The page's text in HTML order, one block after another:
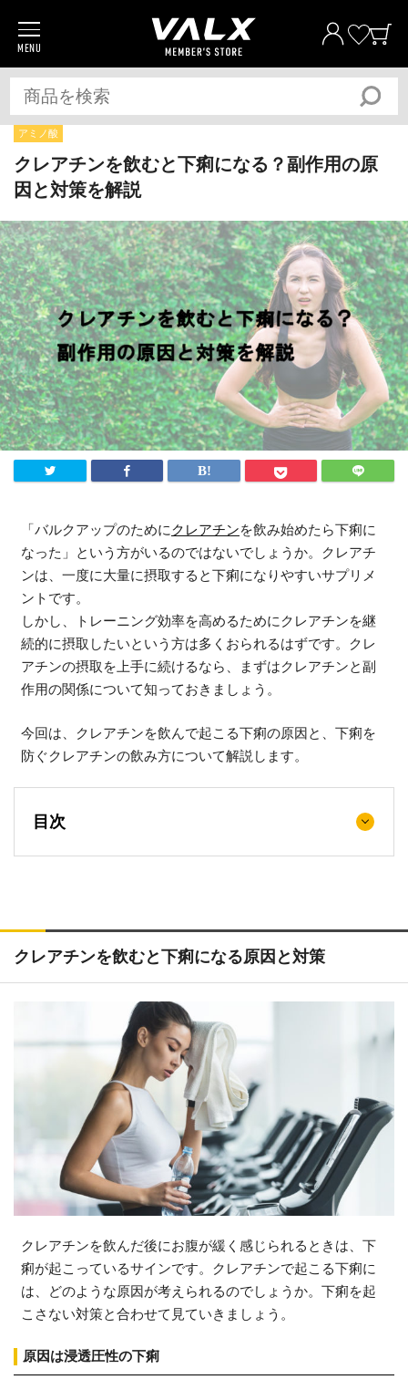
MENU
商品一覧
プロテイン
サプリメント
トレーニングギア/グッズ
アパレル
全ての商品
おトクおまとめ割
おトク定期便
ベストプライス宣言
筋トレ大学PRO
法人様向け
ふるさと納税
楽天
ふるさとチョイス
ふるなび
ENGLISH
アミノ酸
クレアチンを飲むと下痢になる？副作用の原
因と対策を解説
「バルクアップのために クレアチンを飲み始めたら下痢に
なった」という方がいるのではないでしょうか。クレアチ
ンは、一度に大量に摂取すると下痢になりやすいサプリメ
ントです。
しかし、トレーニング効率を高めるためにクレアチンを継
続的に摂取したいという方は多くおられるはずです。クレ
アチンの摂取を上手に続けるなら、まずはクレアチンと副
作用の関係について知っておきましょう。
今回は、クレアチンを飲んで起こる下痢の原因と、下痢を
防ぐクレアチンの飲み方について解説します。
目次
クレアチンを飲むと下痢になる原因と対策
クレアチンを飲んだ後にお腹が緩く感じられるときは、下
痢が起こっているサインです。クレアチンで起こる下痢に
は、どのような原因が考えられるのでしょうか。下痢を起
こさない対策と合わせて見ていきましょう。
原因は浸透圧性の下痢